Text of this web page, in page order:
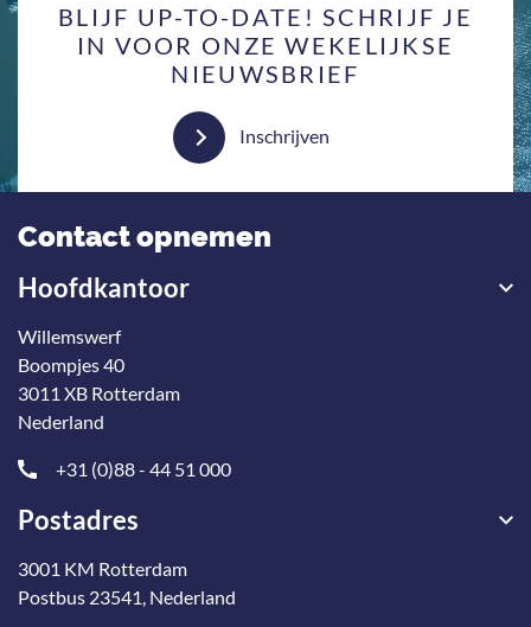
BLIJF UP-TO-DATE! SCHRIJF JE
IN VOOR ONZE WEKELIJKSE
NIEUWSBRIEF
Inschrijven
Contact opnemen
Hoofdkantoor
Willemswerf
Boompjes 40
3011 XB Rotterdam
Nederland
+31 (0)88 - 44 51 000
Postadres
3001 KM Rotterdam
Postbus 23541, Nederland